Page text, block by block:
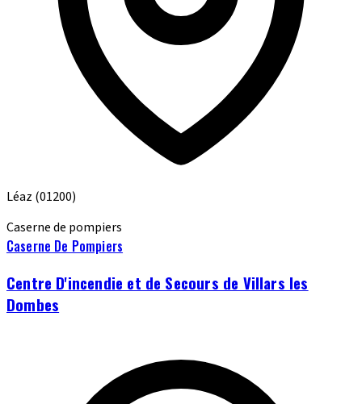
Léaz (01200)
Caserne de pompiers
Caserne De Pompiers
Centre D'incendie et de Secours de Villars les
Dombes